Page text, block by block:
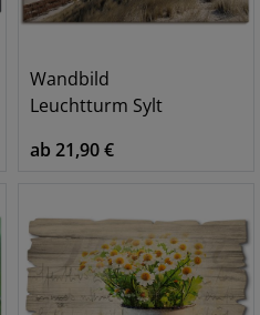
Wandbild
Leuchtturm Sylt
ab 21,90 €